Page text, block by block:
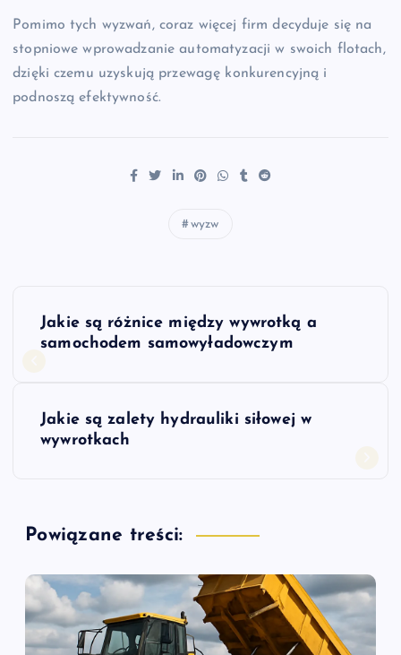
Pomimo tych wyzwań, coraz więcej firm decyduje się na
stopniowe wprowadzanie automatyzacji w swoich flotach,
dzięki czemu uzyskują przewagę konkurencyjną i
podnoszą efektywność.
wyzw
N
a
c
Jakie są różnice między wywrotką a
samochodem samowyładowczym
Jakie są zalety hydrauliki siłowej w
wywrotkach
Powiązane treści: